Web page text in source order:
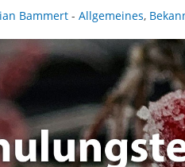
Bammert - Allgemeines,